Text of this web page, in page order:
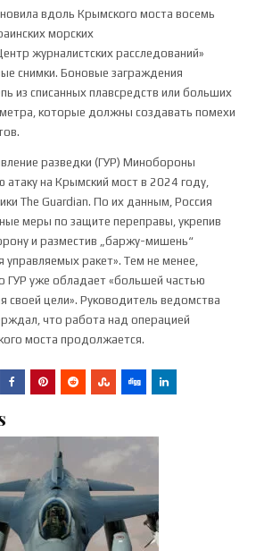
вдоль Крымского моста восемь
морских
журналистских расследований»
снимки. Боновые заграждения
из списанных плавсредств или больших
которые должны создавать помехи
разведки (ГУР) Минобороны
атаку на Крымский мост в 2024 году,
The Guardian. По их данным, Россия
меры по защите переправы, укрепив
и разместив „баржу-мишень“
управляемых ракет». Тем не менее,
ГУР уже обладает «большей частью
своей цели». Руководитель ведомства
что работа над операцией
моста продолжается.